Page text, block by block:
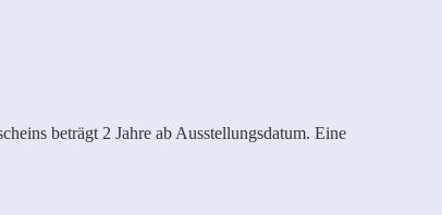
beträgt 2 Jahre ab Ausstellungsdatum. Eine